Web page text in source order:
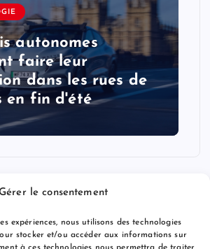
le consentement
expériences, nous utilisons des technologies
stocker et/ou accéder aux informations sur
autonomes
faire leur
dans les rues de
en fin d'été